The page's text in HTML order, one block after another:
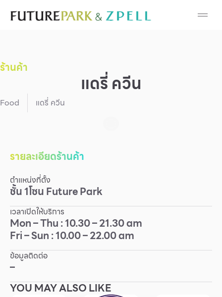
Cosmetic
Fashion
Food
Gold & Jewelry
IT
Mobile
Other
Service
ร้านค้า
แดรี่ ควีน
Food แดรี่ ควีน
รายละเอียดร้านค้า
ตำแหน่งที่ตั้ง
ชั้น1โซนFuture Park
เวลาเปิดให้บริการ
Mon – Thu : 10.30 – 21.30 am
Fri – Sun : 10.00 – 22.00 am
ข้อมูลติดต่อ
–
YOU MAY ALSO LIKE